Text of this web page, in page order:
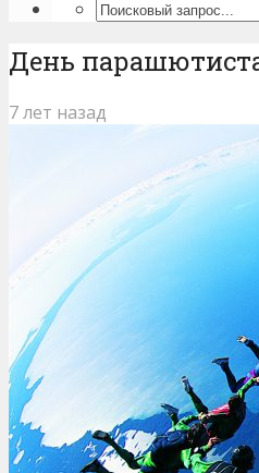
День
7 лет назад